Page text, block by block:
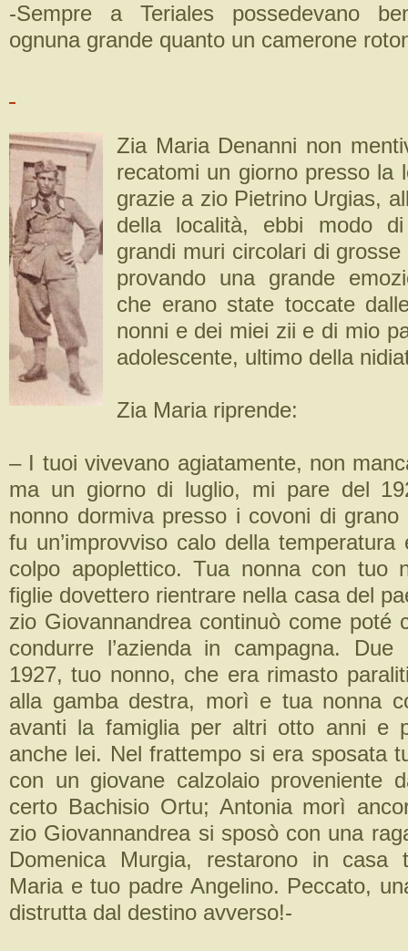
-Sempre a Teriales possedevano
ognuna grande quanto un camerone
Zia Maria Denanni non
recatomi un giorno presso la
grazie a zio Pietrino Urgias,
della località, ebbi modo
grandi muri circolari di
provando una grande
che erano state toccate
nonni e dei miei zii e di mio
adolescente, ultimo della
Zia Maria riprende:
– I tuoi vivevano agiatamente, non
ma un giorno di luglio, mi pare del
nonno dormiva presso i covoni di
fu un’improvviso calo della
colpo apoplettico. Tua nonna con tuo
figlie dovettero rientrare nella casa del
zio Giovannandrea continuò come poté
condurre l’azienda in campagna.
1927, tuo nonno, che era rimasto
alla gamba destra, morì e tua nonna
avanti la famiglia per altri otto anni e
anche lei. Nel frattempo si era sposata
con un giovane calzolaio proveniente
certo Bachisio Ortu; Antonia morì
zio Giovannandrea si sposò con una
Domenica Murgia, restarono in casa
Maria e tuo padre Angelino. Peccato,
distrutta dal destino avverso!-